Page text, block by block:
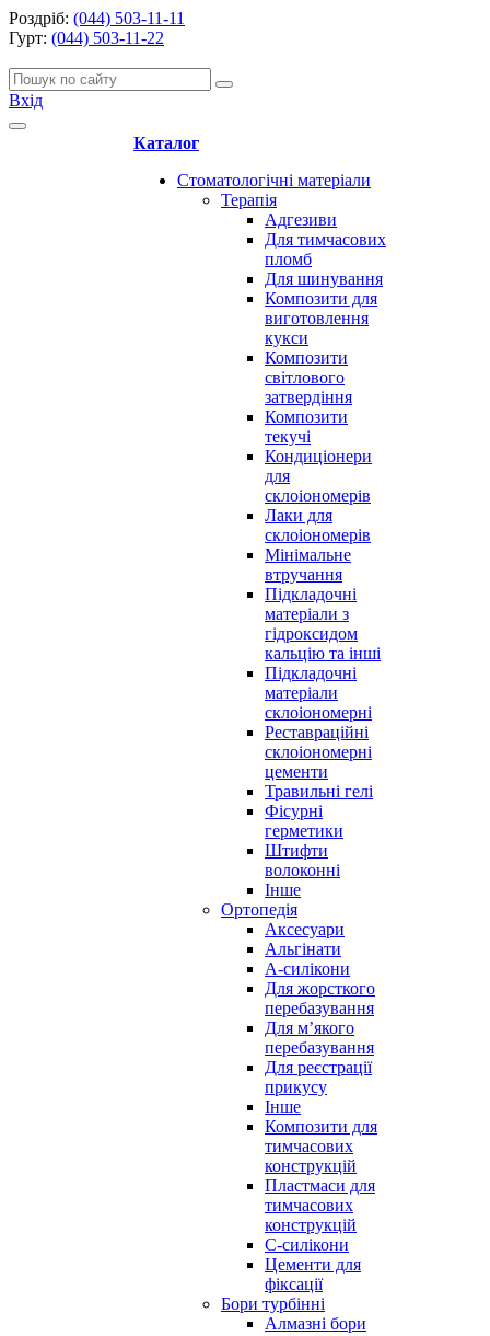
Роздріб: (044) 503-11-11
Гурт: (044) 503-11-22
Вхід
Каталог
Стоматологічні матеріали
Терапія
Адгезиви
Для тимчасових
пломб
Для шинування
Композити для
виготовлення
кукси
Композити
світлового
затвердіння
Композити
текучі
Кондиціонери
для
склоіономерів
Лаки для
склоіономерів
Мінімальне
втручання
Підкладочні
матеріали з
гідроксидом
кальцію та інші
Підкладочні
матеріали
склоіономерні
Реставраційні
склоіономерні
цементи
Травильні гелі
Фісурні
герметики
Штифти
волоконні
Інше
Ортопедія
Аксесуари
Альгінати
А-силікони
Для жорсткого
перебазування
Для м’якого
перебазування
Для реєстрації
прикусу
Інше
Композити для
тимчасових
конструкцій
Пластмаси для
тимчасових
конструкцій
С-силікони
Цементи для
фіксації
Бори турбінні
Алмазні бори